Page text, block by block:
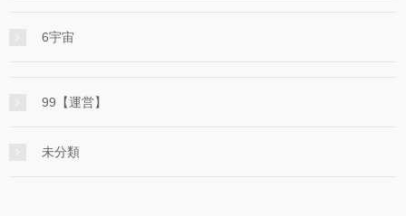
6宇宙
99【運営】
未分類